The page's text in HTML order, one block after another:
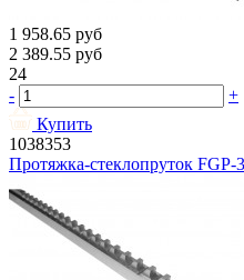
1 958.65 руб
2 389.55 руб
24
-
+
Купить
1038353
Протяжка-стеклопруток